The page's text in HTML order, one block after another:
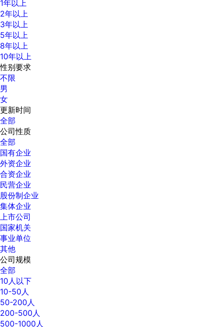
1年以上
2年以上
3年以上
5年以上
8年以上
10年以上
性别要求
不限
男
女
更新时间
全部
公司性质
全部
国有企业
外资企业
合资企业
民营企业
股份制企业
集体企业
上市公司
国家机关
事业单位
其他
公司规模
全部
10人以下
10-50人
50-200人
200-500人
500-1000人